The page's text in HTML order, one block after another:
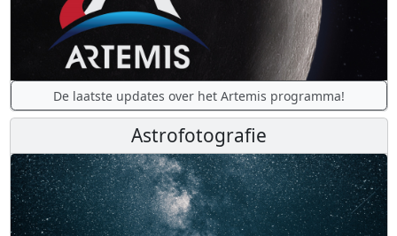
De laatste updates over het Artemis programma!
Astrofotografie